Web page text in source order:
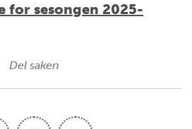
for sesongen 2025-
Del saken